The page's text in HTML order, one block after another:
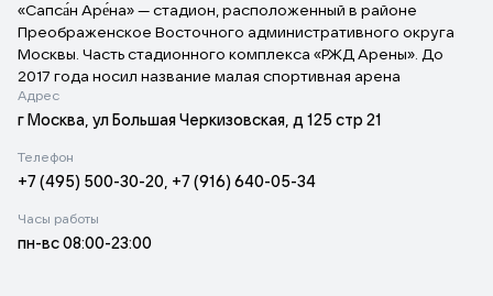
«Сапса́н Аре́на» — стадион, расположенный в районе
Преображенское Восточного административного округа
Москвы. Часть стадионного комплекса «РЖД Арены». До
2017 года носил название малая спортивная арена
«Локомотив». Малая спортивная арена «Локомотив» была
введена в эксплуатацию в апреле 2009 года. Вместимость
2010 года. На ней проводят домашние матчи молодёжный
состав «Локомотива» и команда «Казанка», выступающая в
Стадион позволяет проводить матчи как на клубном уровне,
Адрес
г Москва, ул Большая Черкизовская, д 125 стр 21
Телефон
+7 (495) 500-30-20, +7 (916) 640-05-34
Часы работы
пн-вс 08:00-23:00